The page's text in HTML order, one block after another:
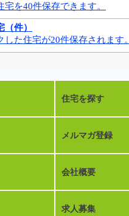
宅を40件保存できます。
件）
した住宅が20件保存されます。
住宅を探す
メルマガ登録
会社概要
求人募集